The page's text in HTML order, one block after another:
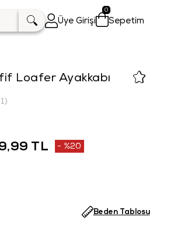
Üye Girişi Sepetim
0
Loafer Ayakkabı
TL %20
Beden Tablosu